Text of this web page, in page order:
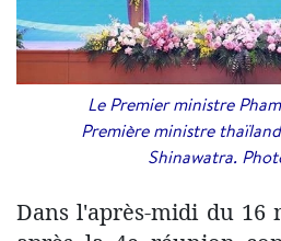
Le Premier ministre
Première ministre
Shinawatra.
Dans l'après-midi du 16